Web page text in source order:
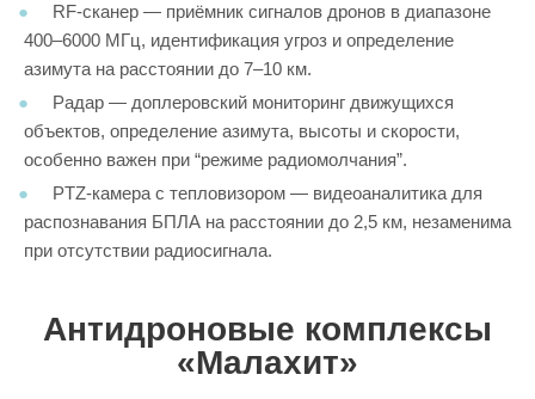
RF-сканер — приёмник сигналов дронов в диапазоне
400–6000 МГц, идентификация угроз и определение
азимута на расстоянии до 7–10 км.
Радар — доплеровский мониторинг движущихся
объектов, определение азимута, высоты и скорости,
особенно важен при “режиме радиомолчания”.
PTZ-камера с тепловизором — видеоаналитика для
распознавания БПЛА на расстоянии до 2,5 км, незаменима
при отсутствии радиосигнала.
Антидроновые комплексы
«Малахит»